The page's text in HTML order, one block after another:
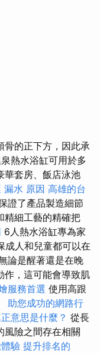
骨的正下方，因此承
熱水浴缸可用於多
華套房、飯店泳池
漏水 原因 高雄的台
證了產品製造細節
精細工藝的精確把
6人熱水浴缸專為家
成人和兒童都可以在
論是醒著還是在晚
作，這可能會導致肌
服務首選 使用高跟
助您成功的網路行
意思是什麼？ 從長
風險之間存在相關
驗 提升排名的